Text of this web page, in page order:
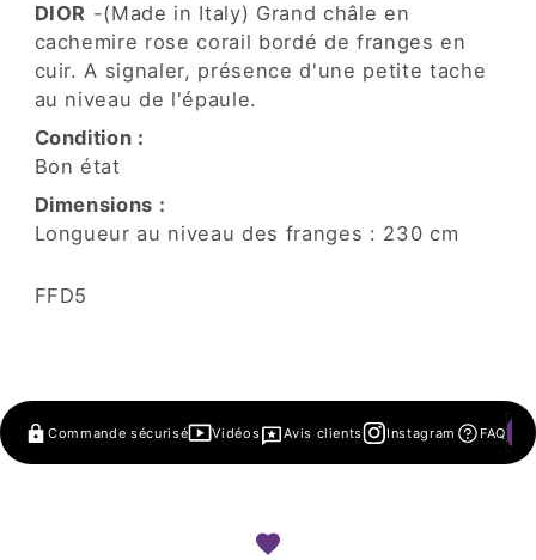
DIOR -(Made in Italy) Grand châle en
cachemire rose corail bordé de franges en
cuir. A signaler, présence d'une petite tache
au niveau de l'épaule.
Condition :
Bon état
Dimensions :
Longueur au niveau des franges : 230 cm
SKU:
FFD5
Commande sécurisé Vidéos Avis clients Instagram FAQ